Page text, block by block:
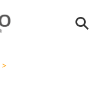
>